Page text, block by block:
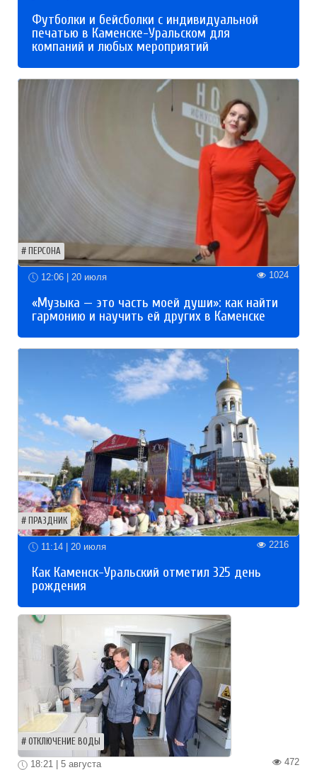
Футболки и бейсболки с индивидуальной
печатью в Каменске-Уральском для
компаний и любых мероприятий
ПЕРСОНА
12:06 | 20 июля 1024
«Музыка — это часть моей души»: как найти
гармонию и научить ей других в Каменске
ПРАЗДНИК
11:14 | 20 июля 2216
Как Каменск-Уральский отметил 325 день
рождения
ОТКЛЮЧЕНИЕ ВОДЫ
472
18:21 | 5 августа